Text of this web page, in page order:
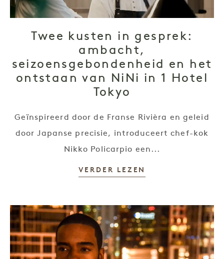
Twee kusten in gesprek:
ambacht,
seizoensgebondenheid en het
ontstaan van NiNi in 1 Hotel
Tokyo
Geïnspireerd door de Franse Rivièra en geleid
door Japanse precisie, introduceert chef-kok
Nikko Policarpio een...
VERDER LEZEN